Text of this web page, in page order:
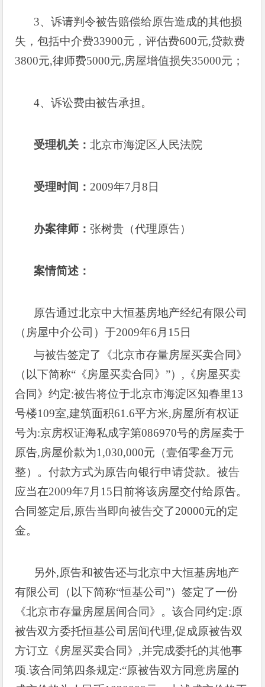
3、诉请判令被告赔偿给原告造成的其他损
失，包括中介费33900元，评估费600元,贷款费
3800元,律师费5000元,房屋增值损失35000元；
4、诉讼费由被告承担。
受理机关：北京市海淀区人民法院
受理时间： 2009年7 月8 日
办案律师：张树贵（代理原告）
案情简述：
原告通过北京中大恒基房地产经纪有限公司
（房屋中介公司）于2009年6 月 15 日
与被告签定了《北京市存量房屋买卖合同》
（以下简称“《房屋买卖合同》”） , 《房屋买卖
合同》约定:被告将位于北京市海淀区知春里13
号楼109室,建筑面积61.6平方米,房屋所有权证
号为:京房权证海私成字第086970号的房屋卖于
原告,房屋价款为1,030,000元（壹佰零叁万元
整）。付款方式为原告向银行申请贷款。被告
应当在2009年7 月 15 日前将该房屋交付给原告。
合同签定后,原告当即向被告交了20000元的定
金。
另外,原告和被告还与北京中大恒基房地产
有限公司（以下简称“恒基公司”）签定了一份
《北京市存量房屋居间合同》。该合同约定:原
被告双方委托恒基公司居间代理,促成原被告双
方订立《房屋买卖合同》 ,并完成委托的其他事
项.该合同第四条规定:“原被告双方同意房屋的